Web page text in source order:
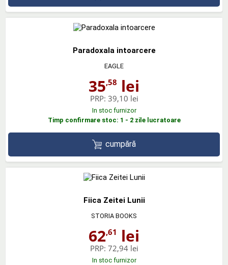
Paradoxala intoarcere
EAGLE
35,58 lei
PRP: 39,10 lei
In stoc furnizor
Timp confirmare stoc: 1 - 2 zile lucratoare
cumpără
Fiica Zeitei Lunii
STORIA BOOKS
62,61 lei
PRP: 72,94 lei
In stoc furnizor